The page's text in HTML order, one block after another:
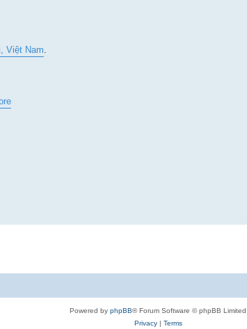
Việt Nam
Powered by phpBB® Forum Software © phpBB Limited
Privacy| Terms